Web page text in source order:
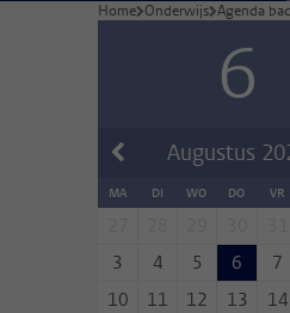
Home Onderwijs Agenda
6
Augustus
MA DI WO DO VR
3
4 5 6 7
10
11 12 13 14